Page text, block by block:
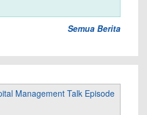
Semua Berita
Management Talk Episode